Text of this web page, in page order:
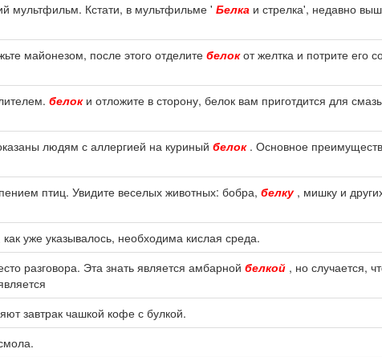
мультфильм. Кстати, в мультфильме ' Белка и стрелка', недавно
майонезом, после этого отделите белокот желтка и потрите его
белоки отложите в сторону, белок вам приготдится для
людям с аллергией на куриный белок. Основное
птиц. Увидите веселых животных: бобра, белку, мишку и
уже указывалось, необходима кислая среда.
разговора. Эта знать является амбарной белкой , но случается,
завтрак чашкой кофе с булкой.